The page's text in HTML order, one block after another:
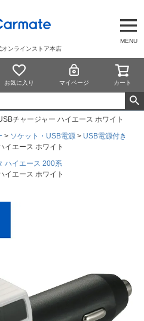
MENU
オンラインストア本店
お気に入り マイページ カート
チャージャー ハイエース ホワイト
ソケット・USB電源
USB電源付き
イエース ホワイト
ハイエース 200系
イエース ホワイト